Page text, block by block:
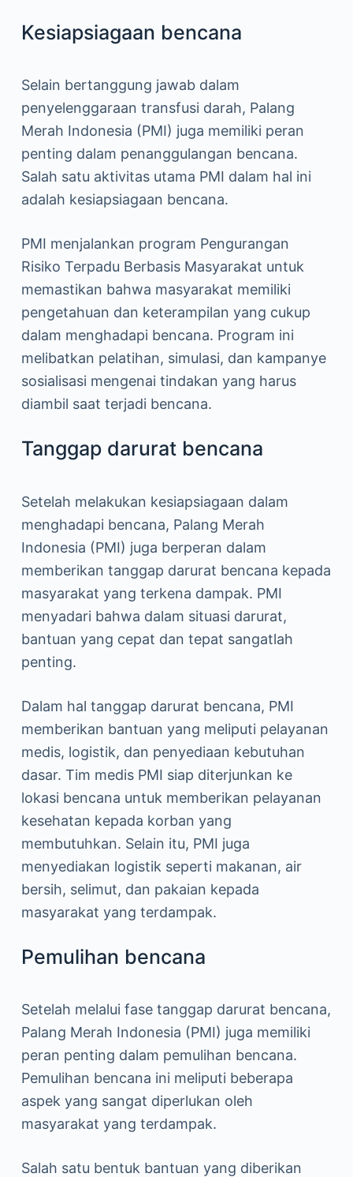
Kesiapsiagaan bencana
Selain bertanggung jawab dalam
penyelenggaraan transfusi darah, Palang
Merah Indonesia (PMI) juga memiliki peran
penting dalam penanggulangan bencana.
Salah satu aktivitas utama PMI dalam hal ini
adalah kesiapsiagaan bencana.
PMI menjalankan program Pengurangan
Risiko Terpadu Berbasis Masyarakat untuk
memastikan bahwa masyarakat memiliki
pengetahuan dan keterampilan yang cukup
dalam menghadapi bencana. Program ini
melibatkan pelatihan, simulasi, dan kampanye
sosialisasi mengenai tindakan yang harus
diambil saat terjadi bencana.
Tanggap darurat bencana
Setelah melakukan kesiapsiagaan dalam
menghadapi bencana, Palang Merah
Indonesia (PMI) juga berperan dalam
memberikan tanggap darurat bencana kepada
masyarakat yang terkena dampak. PMI
menyadari bahwa dalam situasi darurat,
bantuan yang cepat dan tepat sangatlah
penting.
Dalam hal tanggap darurat bencana, PMI
memberikan bantuan yang meliputi pelayanan
medis, logistik, dan penyediaan kebutuhan
dasar. Tim medis PMI siap diterjunkan ke
lokasi bencana untuk memberikan pelayanan
kesehatan kepada korban yang
membutuhkan. Selain itu, PMI juga
menyediakan logistik seperti makanan, air
bersih, selimut, dan pakaian kepada
masyarakat yang terdampak.
Pemulihan bencana
Setelah melalui fase tanggap darurat bencana,
Palang Merah Indonesia (PMI) juga memiliki
peran penting dalam pemulihan bencana.
Pemulihan bencana ini meliputi beberapa
aspek yang sangat diperlukan oleh
masyarakat yang terdampak.
Salah satu bentuk bantuan yang diberikan